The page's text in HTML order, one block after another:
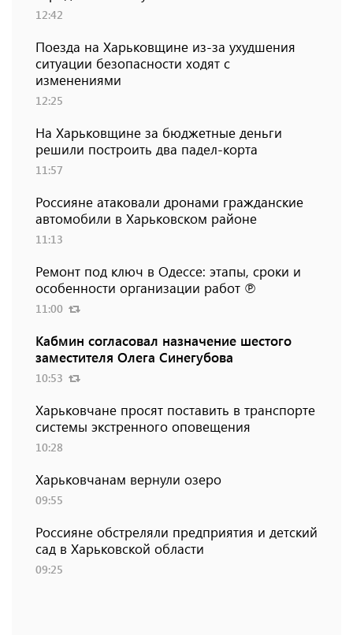
12:42
Поезда на Харьковщине из-за ухудшения
ситуации безопасности ходят с
изменениями
12:25
На Харьковщине за бюджетные деньги
решили построить два падел-корта
11:57
Россияне атаковали дронами гражданские
автомобили в Харьковском районе
11:13
Ремонт под ключ в Одессе: этапы, сроки и
особенности организации работ ℗
11:00
Кабмин согласовал назначение шестого
заместителя Олега Синегубова
10:53
Харьковчане просят поставить в транспорте
системы экстренного оповещения
10:28
Харьковчанам вернули озеро
09:55
Россияне обстреляли предприятия и детский
сад в Харьковской области
09:25